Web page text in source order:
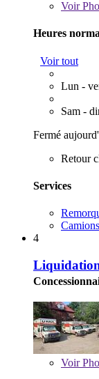
Voir
Heures
Voir tout
Lun -
Sam -
Fermé
Retour
Services
4
Voir